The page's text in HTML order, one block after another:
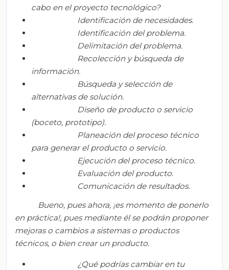
cabo en elproyecto tecnológico?
Identificación de necesidades.
Identificación del problema.
Delimitación del problema.
Recolección y búsqueda de
información.
Búsqueda y selección de
alternativas de solución.
Diseño de producto o servicio
(boceto, prototipo).
Planeación del proceso técnico
para generar el producto o servicio.
Ejecución del proceso técnico.
Evaluación del producto.
Comunicación de resultados.
Bueno, pues ahora, ¡es momento de ponerlo
en práctica!, pues mediante élse podrán proponer
mejoras o cambios a sistemas o productos
técnicos, o bien crear un producto.
¿Qué podríascambiar en tu